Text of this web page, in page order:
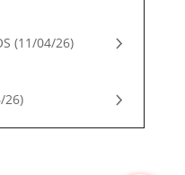
(11/04/26)
26)